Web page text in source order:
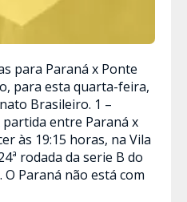
para Paraná x Ponte
para esta quarta-feira,
Brasileiro. 1 –
entre Paraná x
às 19:15 horas, na Vila
rodada da serie B do
Paraná não está com